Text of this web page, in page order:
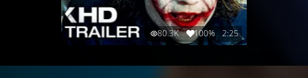
80.3K 100% 2:25